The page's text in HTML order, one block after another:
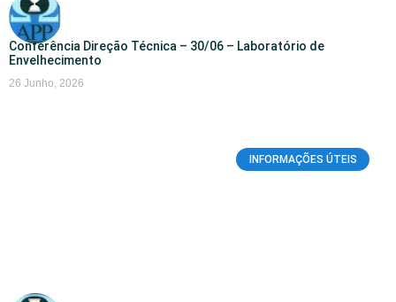
Conferência Direção Técnica – 30/06 – Laboratório de
Envelhecimento
26 Junho, 2026
INFORMAÇÕES ÚTEIS